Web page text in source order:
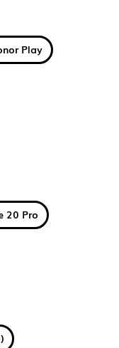
Play
20 Pro